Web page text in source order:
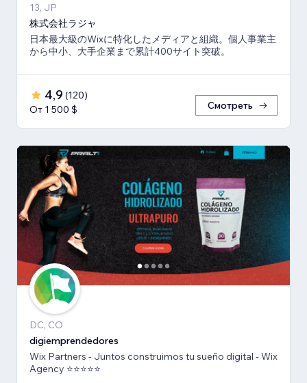
13, JP
株式会社ラジャ
日本最大級のWixに特化したメディアと組織。個人事業主
から中小、大手企業まで累計400サイト突破。
4,9 (120)
От 1 500 $
Смотреть
DC, CO
digiemprendedores
Wix Partners - Juntos construimos tu sueño digital - Wix
Agency ⭐️⭐️⭐️⭐️⭐️